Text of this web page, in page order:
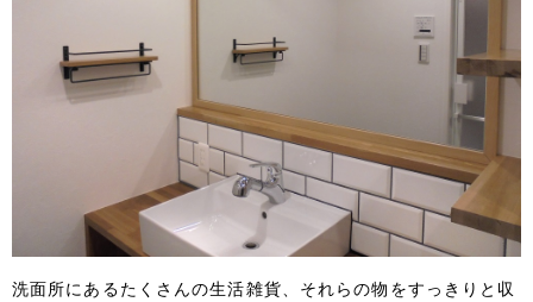
洗面所にあるたくさんの生活雑貨、それらの物をすっきりと収